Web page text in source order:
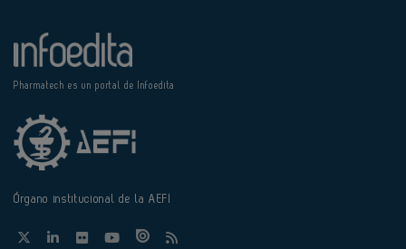
Pharmatech es un portal de Infoedita
Órgano institucional de la AEFI